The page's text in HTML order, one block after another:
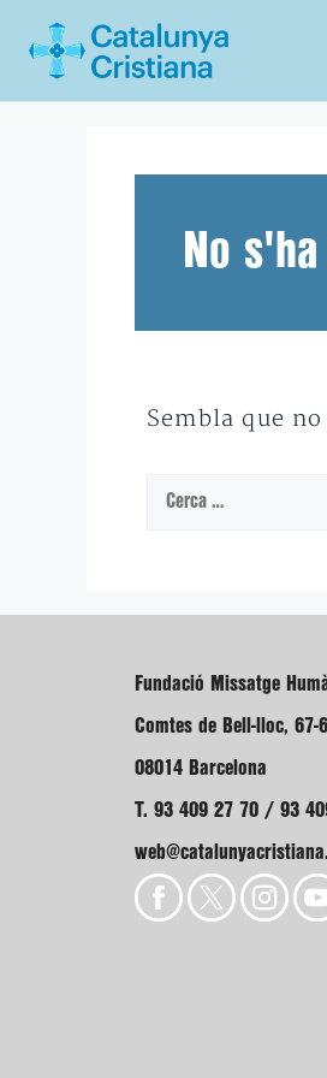
No
Sembla que
Cerca:
Fundació Missatge
Comtes de Bell-lloc, 67-
08014 Barcelona
T. 93 409 27 70 / 93